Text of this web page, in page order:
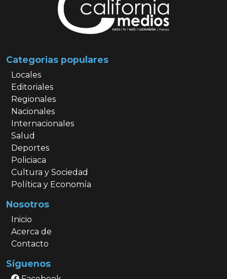
Categorias populares
Locales
Editoriales
Regionales
Nacionales
Internacionales
Salud
Deportes
Policiaca
Cultura y Sociedad
Política y Economía
Nosotros
Inicio
Acerca de
Contacto
Síguenos